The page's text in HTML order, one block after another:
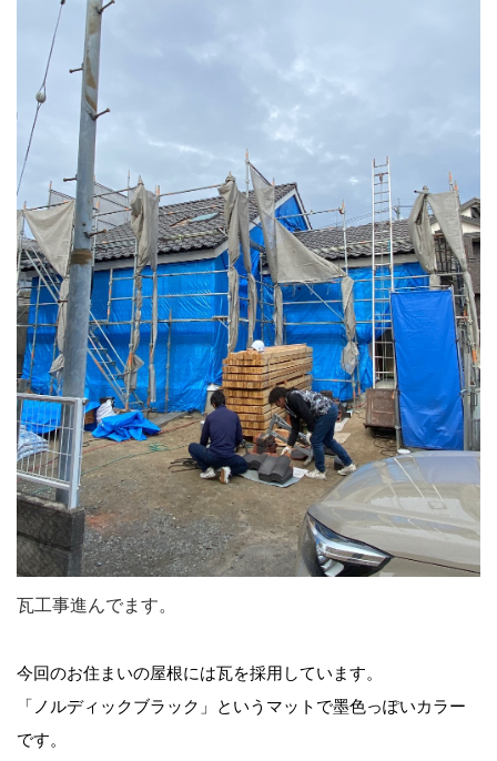
瓦工事進んでます。
今回のお住まいの屋根には瓦を採用しています。
「ノルディックブラック」というマットで墨色っぽいカラー
です。